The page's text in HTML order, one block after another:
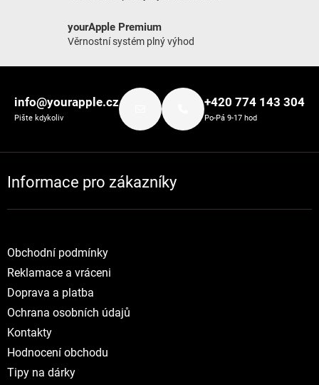
yourApple Premium
Věrnostní systém plný výhod
info@yourapple.cz
Pište kdykoliv
+420 774 143 304
Po-Pá 9-17 hod
Informace pro zákazníky
Obchodní podmínky
Reklamace a vráceni
Doprava a platba
Ochrana osobních údajů
Kontakty
Hodnocení obchodu
Tipy na dárky